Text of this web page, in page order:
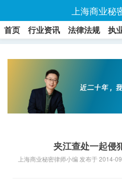
上海商业秘
首页 行业资讯 法律法规 执
夹江查处一起侵
上海商业秘密律师小编 发布于 2014-